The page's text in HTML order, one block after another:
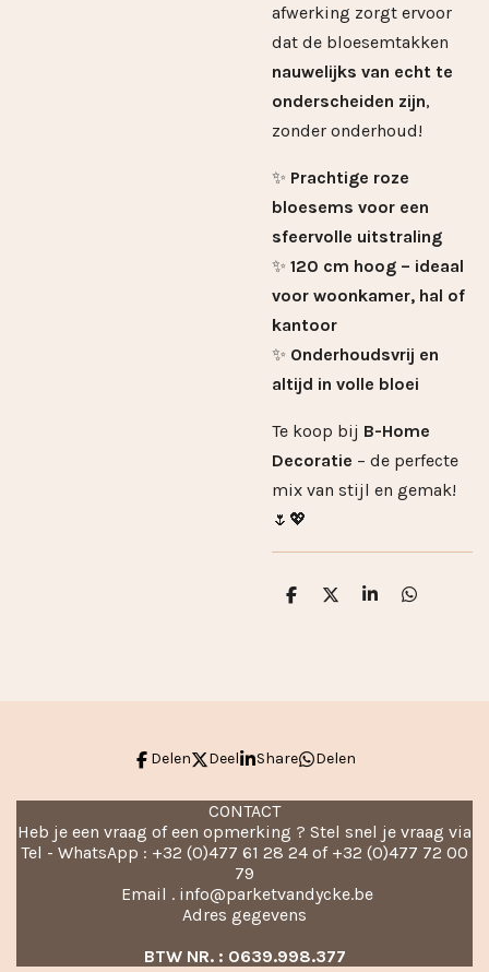
afwerking zorgt ervoor
dat de bloesemtakken
nauwelijks van echt te
onderscheiden zijn,
zonder onderhoud!
✨ Prachtige roze
bloesems voor een
sfeervolle uitstraling
✨ 120 cm hoog – ideaal
voor woonkamer, hal of
kantoor
✨ Onderhoudsvrij en
altijd in volle bloei
Te koop bij B-Home
Decoratie – de perfecte
mix van stijl en gemak!
🌷💖
D
D
S
D
Delen Deel Share Delen
CONTACT
Heb je een vraag of een opmerking ? Stel snel je vraag via
Tel - WhatsApp : +32 (0)477 61 28 24 of +32 (0)477 72 00
79
Email . info@parketvandycke.be
Adres gegevens
BTW NR. : 0639.998.377